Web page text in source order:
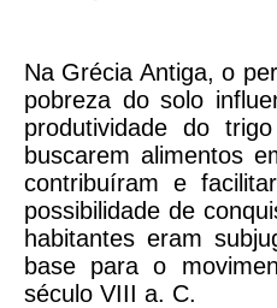
Na Grécia Antiga, o
pobreza do solo
produtividade do
buscarem alimentos
contribuíram e
possibilidade de
habitantes eram
base para o
século VIII a. C.